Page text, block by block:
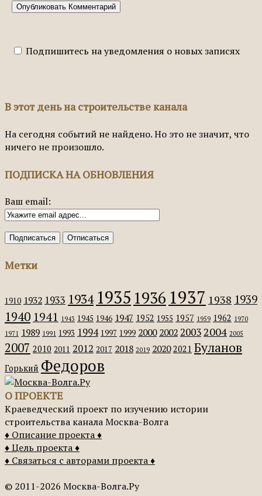
Подпишитесь на уведомления о новых записях
В этот день на строительстве канала
На сегодня событий не найдено. Но это не значит, что
ничего не произошло.
ПОДПИСКА НА ОБНОВЛЕНИЯ
Ваш email:
Метки
1910 1932 1933 1934 1935 1936 1937 1938 1939
1940 1941 1943 1945 1946 1947 1952 1955 1957 1959 1962 1970
1971 1989 1991 1993 1994 1997 1999 2000 2002 20032004 2005
2007 2010 2011 2012 2017 2018 2019 2020 2021 Буланов
Горький Федоров
О ПРОЕКТЕ
Краеведческий проект по изучению истории
строительства канала Москва-Волга
♦ Описание проекта ♦
♦ Цель проекта ♦
♦ Связаться с авторами проекта ♦
© 2011-2026 Москва-Волга.Ру